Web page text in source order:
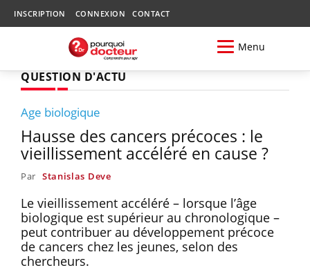
INSCRIPTION CONNEXION CONTACT
Menu
QUESTION D'ACTU
Age biologique
Hausse des cancers précoces : le
vieillissement accéléré en cause ?
Par Stanislas Deve
Le vieillissement accéléré – lorsque l’âge
biologique est supérieur au chronologique –
peut contribuer au développement précoce
de cancers chez les jeunes, selon des
chercheurs.